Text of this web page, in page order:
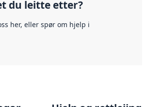
du leitte etter?
her, eller spør om hjelp i